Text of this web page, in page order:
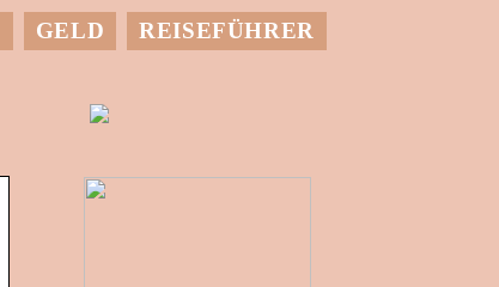
GELD REISEFÜHRER